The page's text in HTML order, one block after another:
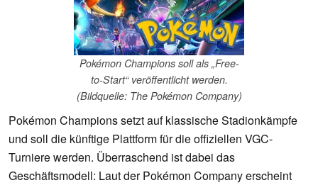
Pokémon Champions soll als „Free-
to-Start“ veröffentlicht werden.
(Bildquelle: The Pokémon Company)
Pokémon Champions setzt auf klassische Stadionkämpfe
und soll die künftige Plattform für die offiziellen VGC-
Turniere werden. Überraschend ist dabei das
Geschäftsmodell: Laut der Pokémon Company erscheint